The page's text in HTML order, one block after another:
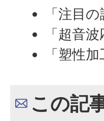
「注目
「超音
「塑性
この記